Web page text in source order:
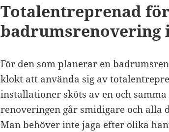
Totalentreprenad
badrumsrenovering
För den som planerar en
klokt att använda sig av
installationer sköts av en och
renoveringen går smidigare och alla
Man behöver inte jaga efter olika